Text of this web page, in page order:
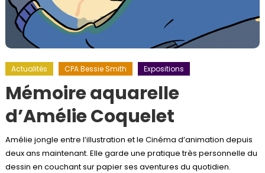
Actualités CPA Bessie Smith Expositions
Mémoire aquarelle
d’Amélie Coquelet
Amélie jongle entre l’illustration et le Cinéma d’animation depuis
deux ans maintenant. Elle garde une pratique très personnelle du
dessin en couchant sur papier ses aventures du quotidien.